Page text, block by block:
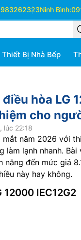
Ninh Bình:
Thiết Bị Nhà Bếp
hòa LG
cho
lúc 22:18
mắt năm 2026 với
làm lạnh nhanh.
đến mức giá
này hay không.
IEC12G2